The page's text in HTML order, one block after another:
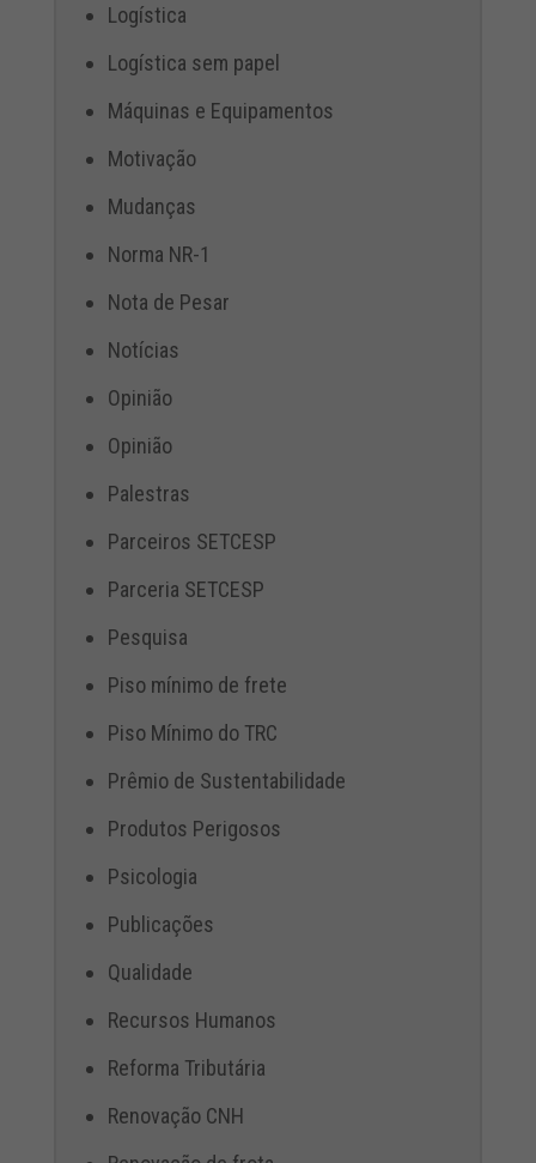
Logística
Logística sem papel
Máquinas e Equipamentos
Motivação
Mudanças
Norma NR-1
Nota de Pesar
Notícias
Opinião
Opinião
Palestras
Parceiros SETCESP
Parceria SETCESP
Pesquisa
Piso mínimo de frete
Piso Mínimo do TRC
Prêmio de Sustentabilidade
Produtos Perigosos
Psicologia
Publicações
Qualidade
Recursos Humanos
Reforma Tributária
Renovação CNH